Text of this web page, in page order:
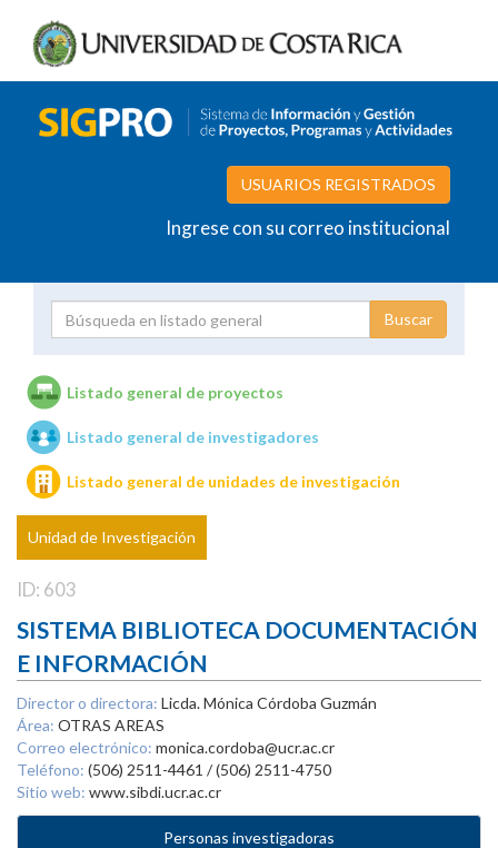
USUARIOS REGISTRADOS
Ingrese con su correo institucional
Unidades de investigación
Listado general de proyectos
Listado general de investigadores
Listado general de unidades de investigación
Unidad de Investigación
ID: 603
SISTEMA BIBLIOTECA DOCUMENTACIÓN
E INFORMACIÓN
Director o directora: Licda. Mónica Córdoba Guzmán
Área: OTRAS AREAS
Correo electrónico: monica.cordoba@ucr.ac.cr
Teléfono: (506) 2511-4461 / (506) 2511-4750
Sitio web: www.sibdi.ucr.ac.cr
Personas investigadoras